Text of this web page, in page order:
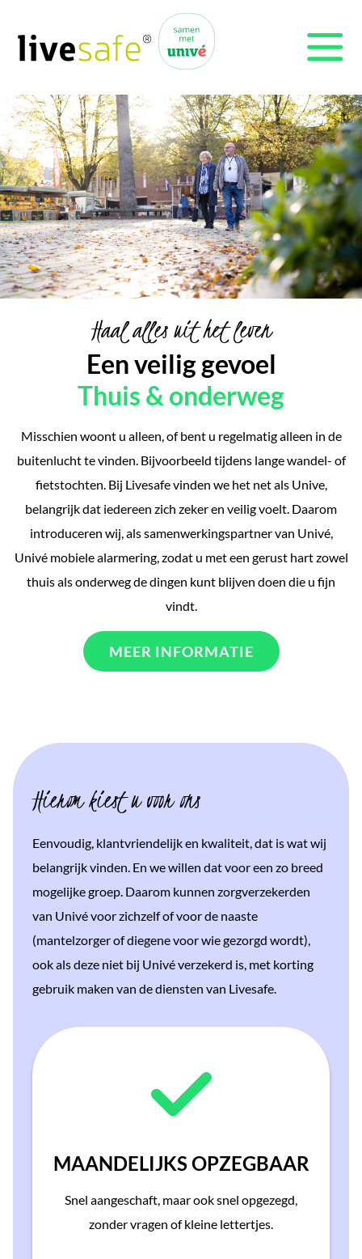
Haal alles uit het leven
Een veilig gevoel
Thuis & onderweg
Misschien woont u alleen, of bent u regelmatig alleen in de
buitenlucht te vinden. Bijvoorbeeld tijdens lange wandel- of
fietstochten. Bij Livesafe vinden we het net als Unive,
belangrijk dat iedereen zich zeker en veilig voelt. Daarom
introduceren wij, als samenwerkingspartner van Univé,
Univé mobiele alarmering, zodat u met een gerust hart zowel
thuis als onderweg de dingen kunt blijven doen die u fijn
vindt.
MEER INFORMATIE
Hierom kiest u voor ons
Eenvoudig, klantvriendelijk en kwaliteit, dat is wat wij
belangrijk vinden. En we willen dat voor een zo breed
mogelijke groep. Daarom kunnen zorgverzekerden
van Univé voor zichzelf of voor de naaste
(mantelzorger of diegene voor wie gezorgd wordt),
ook als deze niet bij Univé verzekerd is, met korting
gebruik maken van de diensten van Livesafe.
MAANDELIJKS OPZEGBAAR
Snel aangeschaft, maar ook snel opgezegd,
zonder vragen of kleine lettertjes.